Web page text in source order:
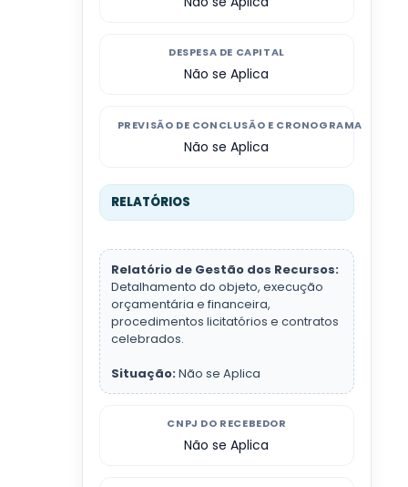
DESPESA DE CAPITAL
Não se Aplica
PREVISÃO DE CONCLUSÃO E CRONOGRAMA
Não se Aplica
RELATÓRIOS
Relatório de Gestão dos Recursos:
Detalhamento do objeto, execução
orçamentária e financeira,
procedimentos licitatórios e contratos
celebrados.
Situação:Não se Aplica
CNPJ DO RECEBEDOR
Não se Aplica